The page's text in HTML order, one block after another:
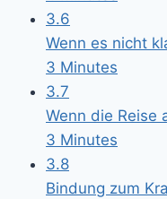
3.6
Wenn es nicht
3 Minutes
3.7
Wenn die Reise
3 Minutes
3.8
Bindung zum